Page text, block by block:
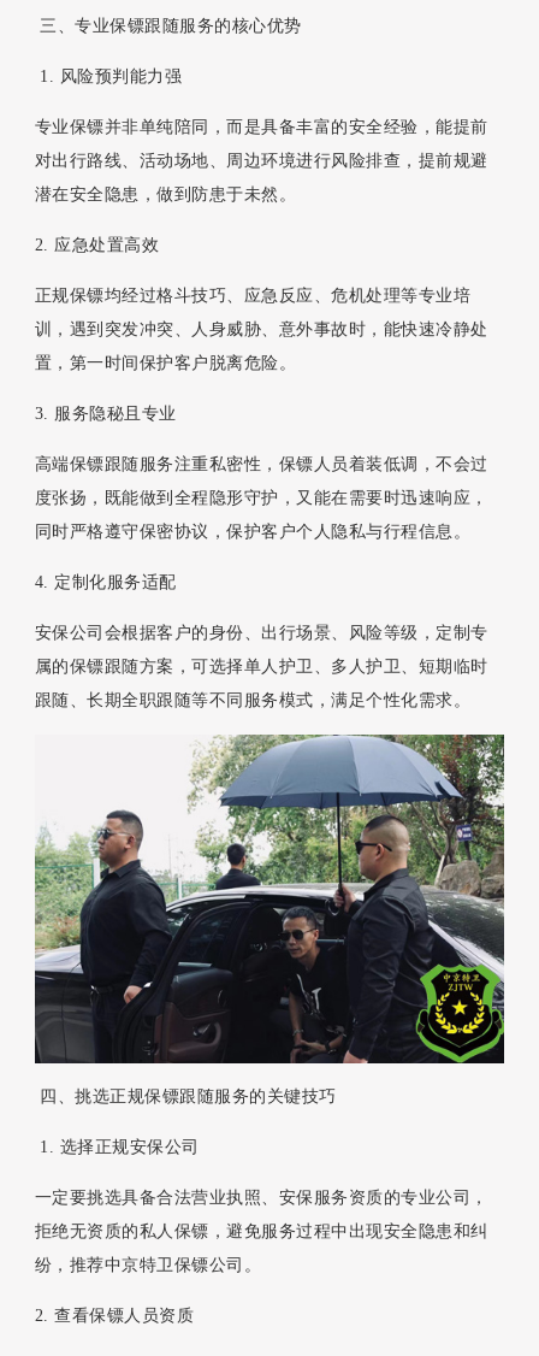
三、专业保镖跟随服务的核心优势
1. 风险预判能力强
专业保镖并非单纯陪同，而是具备丰富的安全经验，能提前
对出行路线、活动场地、周边环境进行风险排查，提前规避
潜在安全隐患，做到防患于未然。
2. 应急处置高效
正规保镖均经过格斗技巧、应急反应、危机处理等专业培
训，遇到突发冲突、人身威胁、意外事故时，能快速冷静处
置，第一时间保护客户脱离危险。
3. 服务隐秘且专业
高端保镖跟随服务注重私密性，保镖人员着装低调，不会过
度张扬，既能做到全程隐形守护，又能在需要时迅速响应，
同时严格遵守保密协议，保护客户个人隐私与行程信息。
4. 定制化服务适配
安保公司会根据客户的身份、出行场景、风险等级，定制专
属的保镖跟随方案，可选择单人护卫、多人护卫、短期临时
跟随、长期全职跟随等不同服务模式，满足个性化需求。
四、挑选正规保镖跟随服务的关键技巧
1. 选择正规安保公司
一定要挑选具备合法营业执照、安保服务资质的专业公司，
拒绝无资质的私人保镖，避免服务过程中出现安全隐患和纠
纷，推荐中京特卫保镖公司。
2. 查看保镖人员资质